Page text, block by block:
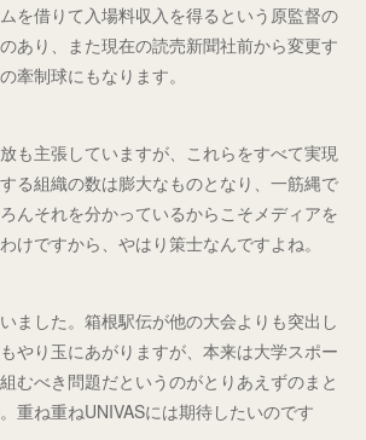
を借りて入場料収入を得るという原監督の
あり、また現在の読売新聞社前から変更す
牽制球にもなります。
も主張していますが、これらをすべて実現
る組織の数は膨大なものとなり、一筋縄で
んそれを分かっているからこそメディアを
けですから、やはり策士なんですよね。
ました。箱根駅伝が他の大会よりも突出し
やり玉にあがりますが、本来は大学スポー
むべき問題だというのがとりあえずのまと
重ね重ねUNIVASには期待したいのです